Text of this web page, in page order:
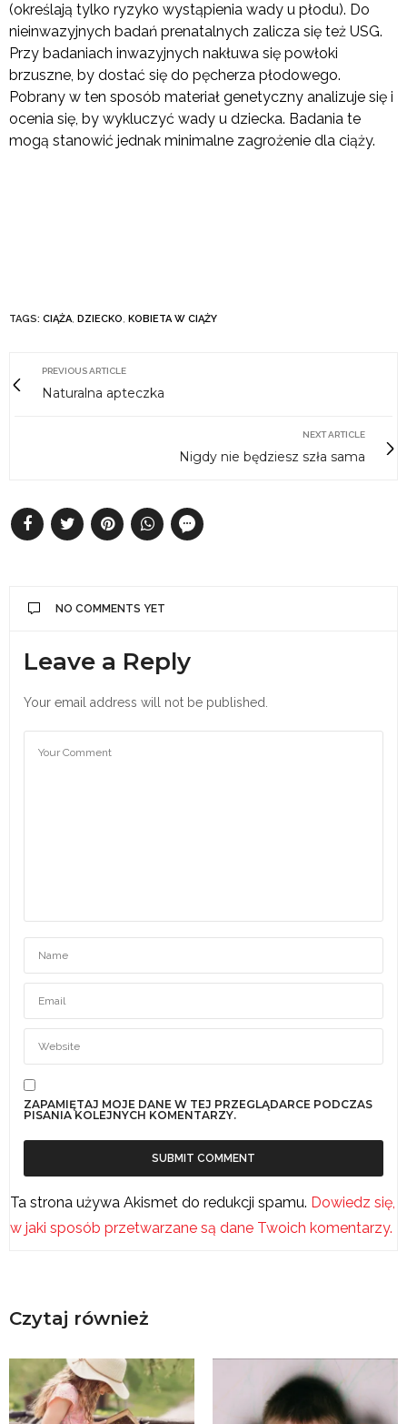
(określają tylko ryzyko wystąpienia wady u płodu). Do
nieinwazyjnych badań prenatalnych zalicza się też USG.
Przy badaniach inwazyjnych nakłuwa się powłoki
brzuszne, by dostać się do pęcherza płodowego.
Pobrany w ten sposób materiał genetyczny analizuje się i
ocenia się, by wykluczyć wady u dziecka. Badania te
mogą stanowić jednak minimalne zagrożenie dla ciąży.
TAGS: CIĄŻA, DZIECKO, KOBIETA W CIĄŻY
PREVIOUS ARTICLE
Naturalna apteczka
NEXT ARTICLE
Nigdy nie będziesz szła sama
NO COMMENTS YET
Leave a Reply
Your email address will not be published.
ZAPAMIĘTAJ MOJE DANE W TEJ PRZEGLĄDARCE PODCZAS
PISANIA KOLEJNYCH KOMENTARZY.
Ta strona używa Akismet do redukcji spamu. Dowiedz się,
w jaki sposób przetwarzane są dane Twoich komentarzy.
Czytaj również